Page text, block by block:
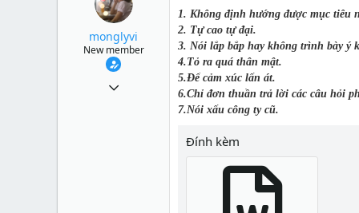
monglyvi
New member
1. Không định hướng được mục tiêu
2. Tự cao tự đại.
3. Nói lắp bắp hay không trình bày ý
4.Tỏ ra quá thân mật.
5.Để cảm xúc lấn át.
6.Chỉ đơn thuần trả lời các câu hỏi
7.Nói xấu công ty cũ.
Đính kèm